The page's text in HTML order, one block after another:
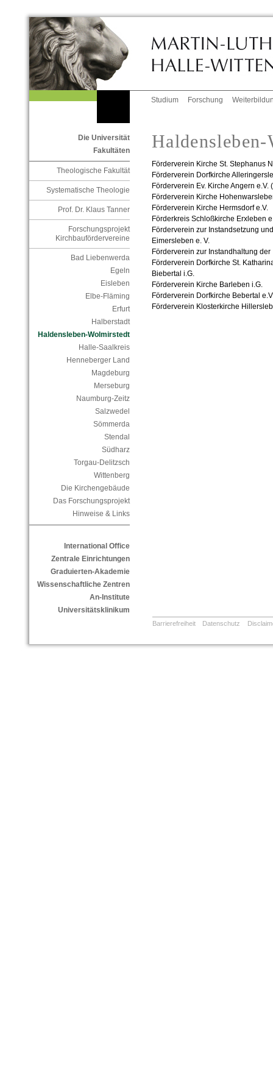
Studium Forschung
Die Universität
Fakultäten
Theologische Fakultät
Systematische Theologie
Prof. Dr. Klaus Tanner
Forschungsprojekt
Kirchbaufördervereine
Bad Liebenwerda
Egeln
Eisleben
Elbe-Fläming
Erfurt
Halberstadt
Haldensleben-Wolmirstedt
Halle-Saalkreis
Henneberger Land
Magdeburg
Merseburg
Naumburg-Zeitz
Salzwedel
Sömmerda
Stendal
Südharz
Torgau-Delitzsch
Wittenberg
Die Kirchengebäude
Das Forschungsprojekt
Hinweise & Links
International Office
Zentrale Einrichtungen
Graduierten-Akademie
Wissenschaftliche Zentren
An-Institute
Universitätsklinikum
Förderverein Kirche St. Stephanus
Förderverein Dorfkirche
Förderverein Ev. Kirche Angern e.V. (
Förderverein Kirche
Förderverein Kirche Hermsdorf e.V.
Förderkreis Schloßkirche Erxleben
Förderverein zur Instandsetzung
Eimersleben e. V.
Förderverein zur Instandhaltung der
Förderverein Dorfkirche St.
Biebertal i.G.
Förderverein Kirche Barleben i.G.
Förderverein Dorfkirche Bebertal
Förderverein Klosterkirche
Barrierefreiheit Datenschutz